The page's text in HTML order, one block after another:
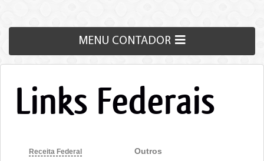
MENU CONTADOR
Links Federais
Receita Federal Outros